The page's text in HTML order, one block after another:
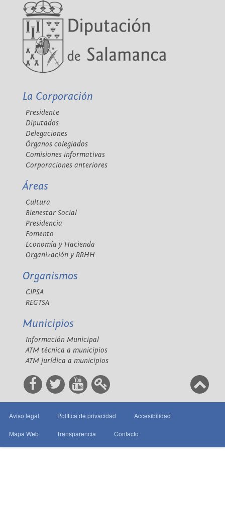
La Corporación
Presidente
Diputados
Delegaciones
Órganos colegiados
Comisiones informativas
Corporaciones anteriores
Áreas
Cultura
Bienestar Social
Presidencia
Fomento
Economía y Hacienda
Organización y RRHH
Organismos
CIPSA
REGTSA
Municipios
Información Municipal
ATM técnica a municipios
ATM jurídica a municipios
Aviso legal Política de privacidad Accesibilidad
Mapa Web Transparencia Contacto